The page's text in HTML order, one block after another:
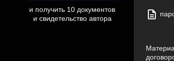
и получить 10 документов
и свидетельство автора